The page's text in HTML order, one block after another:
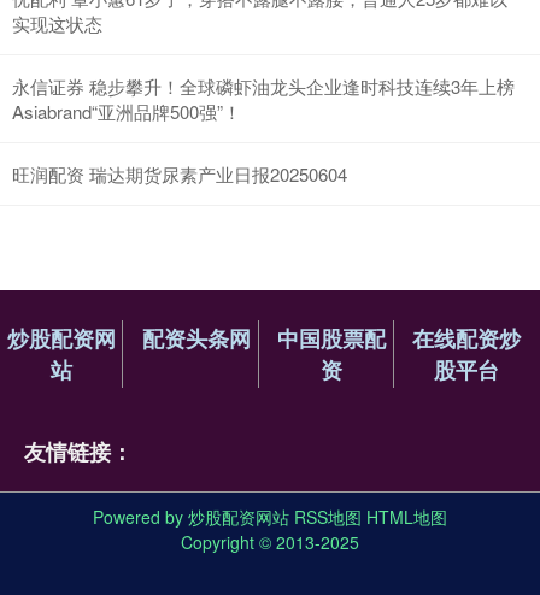
实现这状态
永信证券 稳步攀升！全球磷虾油龙头企业逢时科技连续3年上榜
Asiabrand“亚洲品牌500强”！
旺润配资 瑞达期货尿素产业日报20250604
炒股配资网
站
配资头条网
中国股票配
资
在线配资炒
股平台
友情链接：
Powered by 炒股配资网站 RSS地图 HTML地图
Copyright © 2013-2025